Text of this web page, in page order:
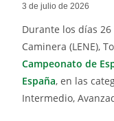
3 de julio de 2026
Durante los días
Caminera (LENE),
Campeonato de
España, en las
Intermedio,